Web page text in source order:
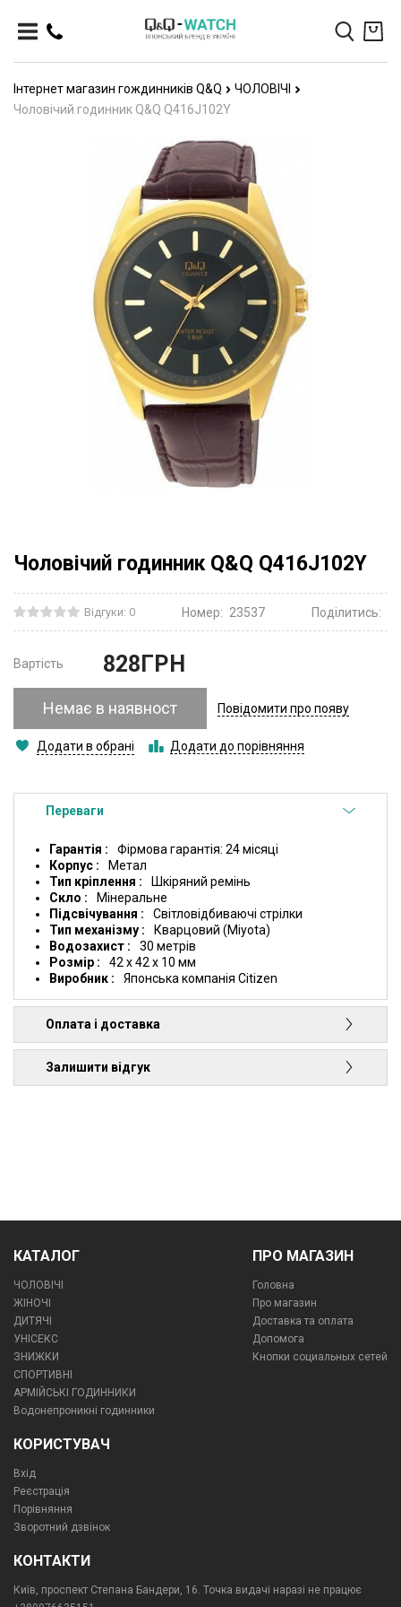
Інтернет магазин гождинників Q&Q
ЧОЛОВІЧІ
Чоловічий годинник Q&Q Q416J102Y
Чоловічий годинник Q&Q Q416J102Y
Відгуки: 0 Номер: 23537 Поділитись:
Вартість 828 ГРН
Немає в наявност Повідомити про появу
Додати в обрані Додати до порівняння
Переваги
Гарантія
Фірмова гарантія: 24 місяці
Корпус
Метал
Тип кріплення
Шкіряний ремінь
Скло
Мінеральне
Підсвічування
Світловідбиваючі стрілки
Тип механізму
Кварцовий (Miyota)
Водозахист
30 метрів
Розмір
42 x 42 x 10 мм
Виробник
Японська компанія Citizen
Оплата і доставка
Залишити відгук
КАТАЛОГ
ЧОЛОВІЧІ
ЖІНОЧІ
ДИТЯЧІ
УНІСЕКС
ЗНИЖКИ
СПОРТИВНІ
АРМІЙСЬКІ ГОДИННИКИ
Водонепроникні годинники
ПРО МАГАЗИН
Головна
Про магазин
Доставка та оплата
Допомога
Кнопки социальных сетей
КОРИСТУВАЧ
Вхід
Реєстрація
Порівняння
Зворотний дзвінок
КОНТАКТИ
Київ, проспект Степана Бандери, 16. Точка видачі наразі не працює